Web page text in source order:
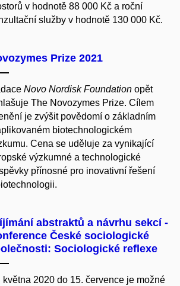
v hodnotě 88 000 Kč a roční
služby v hodnotě 130 000 Kč.
Prize 2021
Novo Nordisk Foundation opět
The Novozymes Prize. Cílem
je zvýšit povědomí o základním
biotechnologickém
Cena se uděluje za vynikající
výzkumné a technologické
přínosné pro inovativní řešení
abstraktů a návrhu sekcí -
České sociologické
Sociologické reflexe
května 2020 do 15. července je možné